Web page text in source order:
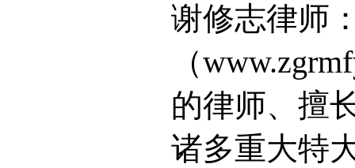
谢修志律师
（
的律师、擅
诸多重大特